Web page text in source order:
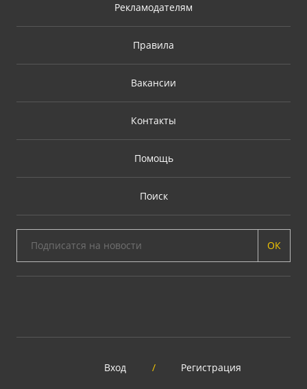
Рекламодателям
Правила
Вакансии
Контакты
Помощь
Поиск
ОК
Вход / Регистрация